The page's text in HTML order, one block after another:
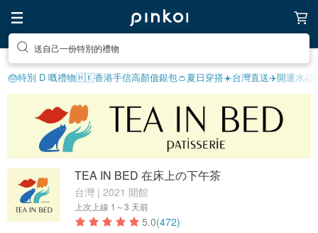
送自己一份特別的禮物
🎂特別 D 嘅禮物🇭🇰香港手信高顏值銀包👛夏日穿搭☀️台灣直送✈️開運水晶
TEA IN BED 在床上の下午茶
台灣 | 2021 開館
上次上線 1～3 天前
5.0(472)